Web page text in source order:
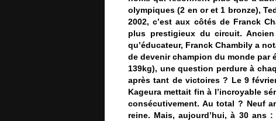
olympiques (2 en or et 1 bronze),
2002, c’est aux côtés de Franck
plus prestigieux du circuit.
qu’éducateur, Franck Chambily a
de devenir champion du monde par
139kg), une question perdure à
après tant de victoires ? Le 9
Kageura mettait fin à l’incroyable
consécutivement. Au total ? Neuf
reine. Mais, aujourd’hui, à 30 ans